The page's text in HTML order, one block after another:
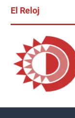
El Reloj